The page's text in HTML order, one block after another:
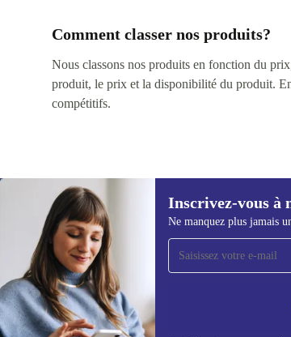
Comment classer nos produits?
Nous classons nos produits en fonction du
produit, le prix et la disponibilité du produit.
compétitifs.
Inscrivez-vous à
Ne manquez plus jamais
Recevoir offres et infos de
refurbed par mail
Ne manquez plus aucune offre.